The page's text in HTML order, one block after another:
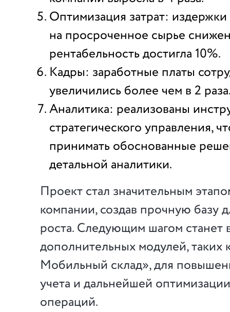
Оптимизация затрат: издержки
на просроченное сырье
рентабельность достигла 10%.
Кадры: заработные платы
увеличились более чем в 2
Аналитика: реализованы
стратегического управления,
принимать обоснованные
детальной аналитики.
Проект стал значительным
компании, создав прочную базу
роста. Следующим шагом станет
дополнительных модулей,
Мобильный склад», для
учета и дальнейшей
операций.